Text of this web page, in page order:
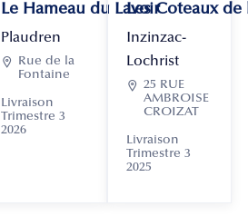
Le Hameau du Lavoir
Plaudren

Rue de la
Fontaine
Livraison
Trimestre 3
2026
Les Coteaux
Inzinzac-
Lochrist
 25 RUE
AMBROISE
CROIZAT
Livraison
Trimestre 3
2025